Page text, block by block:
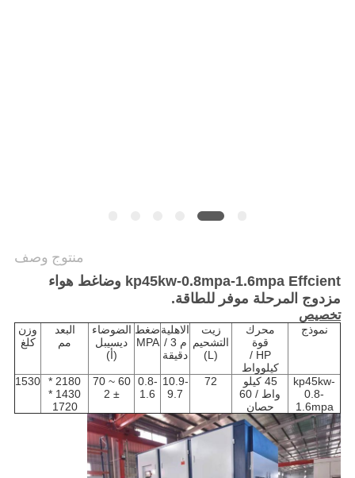
منتوج وصف
kp45kw-0.8mpa-1.6mpa Effcient وضاغط هواء
مزدوج المرحلة موفر للطاقة.
تخصيص
نموذج
محرك
قوة
HP /
كيلوواط
زيت
التشحيم
(L)
الاهلية
م 3 /
دقيقة
ضغط
MPA
الضوضاء
ديسيبل
(أ)
البعد
مم
وزن
كلغ
kp45kw-
0.8-
1.6mpa
45 كيلو
واط / 60
حصان
72
10.9-
9.7
0.8-
1.6
60 ~ 70
± 2
2180 *
1430 *
1720
1530